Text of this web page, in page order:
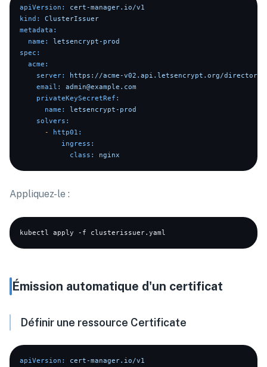
apiVersion:
cert-manager.io/v1
kind:
ClusterIssuer
metadata:
name:
letsencrypt-prod
spec:
acme:
server:
https://acme-v02.api.letsencrypt.org/directory
email:
admin@example.com
privateKeySecretRef:
name:
letsencrypt-prod
solvers:
-
http01:
ingress:
class:
nginx
Appliquez-le :
Émission automatique d'un certificat
Définir une ressource Certificate
apiVersion:
cert-manager.io/v1